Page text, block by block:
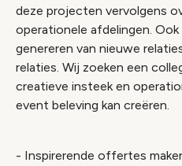
deze projecten vervolgens
operationele afdelingen.
genereren van nieuwe
relaties. Wij zoeken een
creatieve insteek en
event beleving kan creëren.
- Inspirerende offertes